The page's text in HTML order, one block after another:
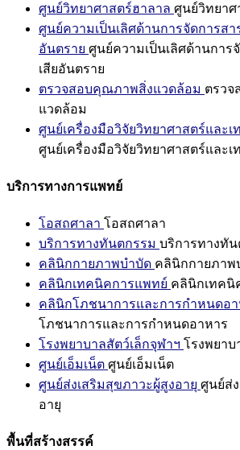
ศูนย์วิทยาศาสตร์ฮาลาล ศูนย์วิทยาศ
ศูนย์ความเป็นเลิศด้านการจัดการสา
อันตราย ศูนย์ความเป็นเลิศด้านการ
เสียอันตราย
ตรวจสอบคุณภาพสิ่งแวดล้อม ตรว
แวดล้อม
ศูนย์เครื่องมือวิจัยวิทยาศาสตร์และเ
ศูนย์เครื่องมือวิจัยวิทยาศาสตร์และเ
บริการทางการแพทย์
โอสถศาลา โอสถศาลา
บริการทางทันตกรรม บริการทางทัน
คลินิกกายภาพบำบัด คลินิกกายภาพ
คลินิกเทคนิคการแพทย์ คลินิกเทคนิ
คลินิกโภชนาการและการกำหนดอา
โภชนาการและการกำหนดอาหาร
โรงพยาบาลสัตว์เล็กจุฬาฯ โรงพยาบ
ศูนย์เอ็มเน็ต ศูนย์เอ็มเน็ต
ศูนย์ส่งเสริมสุขภาวะผู้สูงอายุ ศูนย์ส่
อายุ
พื้นที่สร้างสรรค์